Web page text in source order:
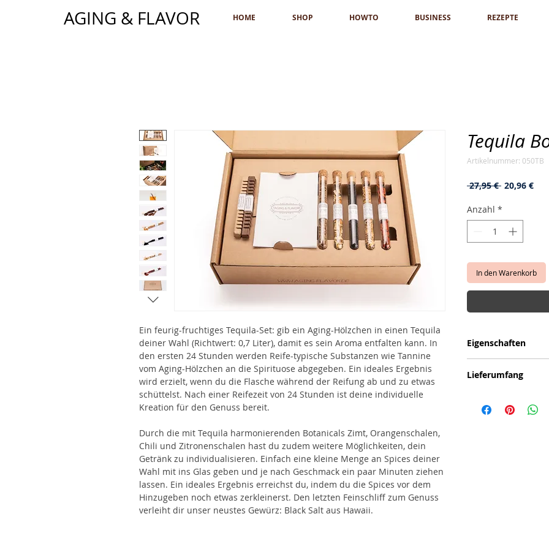
HOME SHOP HOWTO BUSINESS REZEPTE
AGING & FLAVOR
Ein feurig-fruchtiges Tequila-Set: gib ein Aging-Hölzchen in einen Tequila
deiner Wahl (Richtwert: 0,7 Liter), damit es sein Aroma entfalten kann. In
den ersten 24 Stunden werden Reife-typische Substanzen wie Tannine
vom Aging-Hölzchen an die Spirituose abgegeben. Ein ideales Ergebnis
wird erzielt, wenn du die Flasche während der Reifung ab und zu etwas
schüttelst. Nach einer Reifezeit von 24 Stunden ist deine individuelle
Kreation für den Genuss bereit.
Durch die mit Tequila harmonierenden Botanicals Zimt, Orangenschalen,
Chili und Zitronenschalen hast du zudem weitere Möglichkeiten, dein
Getränk zu individualisieren. Einfach eine kleine Menge an Spices deiner
Wahl mit ins Glas geben und je nach Geschmack ein paar Minuten ziehen
lassen. Ein ideales Ergebnis erreichst du, indem du die Spices vor dem
Hinzugeben noch etwas zerkleinerst. Den letzten Feinschliff zum Genuss
verleiht dir unser neustes Gewürz: Black Salt aus Hawaii.
Tequila
Artikelnummer: 050TB
27,95 € 20,96 €Sale-
Anzahl *
In den Warenkorb
Eigenschaften
450 Gramm
Lieferumfang
1x Aging "Black
1x Spice Tube "Zimt"